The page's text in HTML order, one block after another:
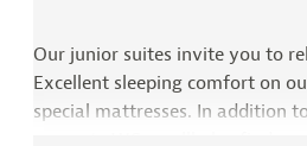
Our junior suites invite you to
Excellent sleeping comfort on
special mattresses. In addition